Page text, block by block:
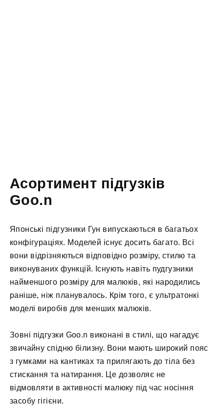
Асортимент підгузків
Goo.n
Японські підгузники Гун випускаються в багатьох
конфігураціях. Моделей існує досить багато. Всі
вони відрізняються відповідно розміру, стилю та
виконуваних функцій. Існують навіть пудгузники
найменшого розміру для малюків, які народились
раніше, ніж планувалось. Крім того, є ультратонкі
моделі виробів для менших малюків.
Зовні підгузки Goo.n виконані в стилі, що нагадує
звичайну спідню білизну. Вони мають широкий пояс
з гумками на кантиках та прилягають до тіла без
стискання та натирання. Це дозволяє не
відмовляти в активності малюку під час носіння
засобу гігієни.